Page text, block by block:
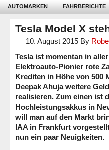
AUTOMARKEN FAHRBERICHTE
Tesla Model X
10. August 2015 By
Tesla ist momentan in
Elektroauto-Pionier rote
Krediten in Höhe von 500
Deepak Ahuja weitere
realisieren. Zum einen ist
Hochleistungsakkus in
will man auf den Markt
IAA in Frankfurt
nun ein paar Neuigkeiten.